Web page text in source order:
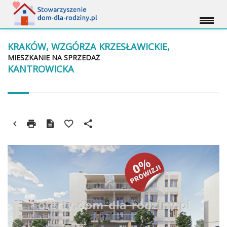
KRAKÓW, WZGÓRZA KRZESŁAWICKIE,
KANTROWICKA
MIESZKANIE NA SPRZEDAŻ